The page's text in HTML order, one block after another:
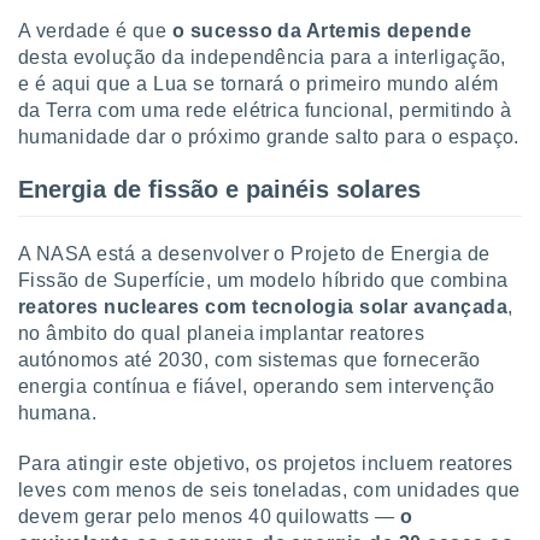
tal,
seu
ou opor-
qualquer
na
o
de
num
para
A verdade é que o sucesso da Artemis depende
desta evolução da independência para a interligação,
e é aqui que a Lua se tornará o primeiro mundo além
da Terra com uma rede elétrica funcional, permitindo à
humanidade dar o próximo grande salto para o espaço.
Energia de fissão e painéis solares
A NASA está a desenvolver o Projeto de Energia de
Fissão de Superfície, um modelo híbrido que combina
reatores nucleares com tecnologia solar avançada,
no âmbito do qual planeia implantar reatores
autónomos até 2030, com sistemas que fornecerão
energia contínua e fiável, operando sem intervenção
humana.
Para atingir este objetivo, os projetos incluem reatores
leves com menos de seis toneladas, com unidades que
devem gerar pelo menos 40 quilowatts — o